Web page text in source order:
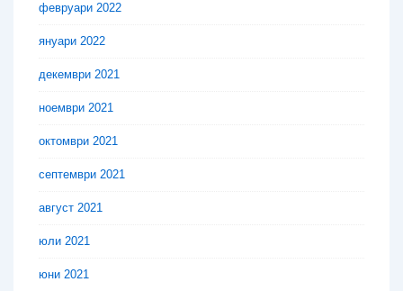
февруари 2022
януари 2022
декември 2021
ноември 2021
октомври 2021
септември 2021
август 2021
юли 2021
юни 2021